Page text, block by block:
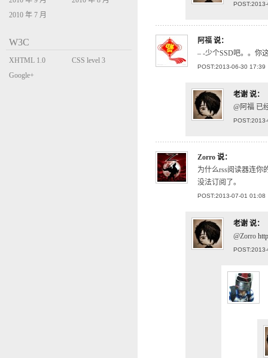
阿福 说：
– -少个SSD吧。。你
POST:2013-06-30 17:39
老谢 说：
@阿福 已
Zorro 说：
为什么rss阅读器连你
没法订阅了。
POST:2013-07-01 01:08
老谢 说：
@Zorro
2010 年 7 月
W3C
XHTML 1.0
Transitional
CSS level 3
Google+